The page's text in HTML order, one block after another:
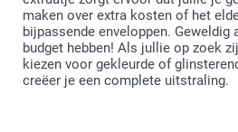
maken over extra kosten of het
bijpassende enveloppen. Geweldig
budget hebben! Als jullie op zoek
kiezen voor gekleurde of
creëer je een complete uitstraling.